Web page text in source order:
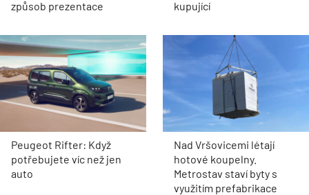
způsob prezentace
kupující
Peugeot Rifter: Když
potřebujete víc než jen
auto
Nad Vršovicemi létají
hotové koupelny.
Metrostav staví byty s
využitím prefabrikace